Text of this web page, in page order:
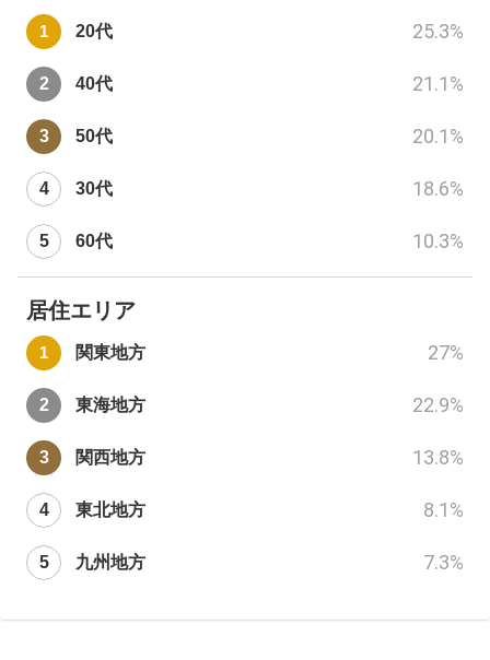
20代 25.3%
40代 21.1%
50代 20.1%
30代 18.6%
60代 10.3%
居住エリア
関東地方 27%
東海地方 22.9%
関西地方 13.8%
東北地方 8.1%
九州地方 7.3%